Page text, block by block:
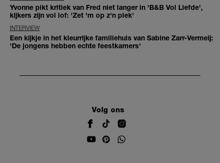
Yvonne pikt kritiek van Fred niet langer in 'B&B Vol Liefde',
kijkers zijn vol lof: 'Zet 'm op z'n plek'
INTERVIEW
Een kijkje in het kleurrijke familiehuis van Sabine Zarr-Vermeij:
'De jongens hebben echte feestkamers'
Volg ons